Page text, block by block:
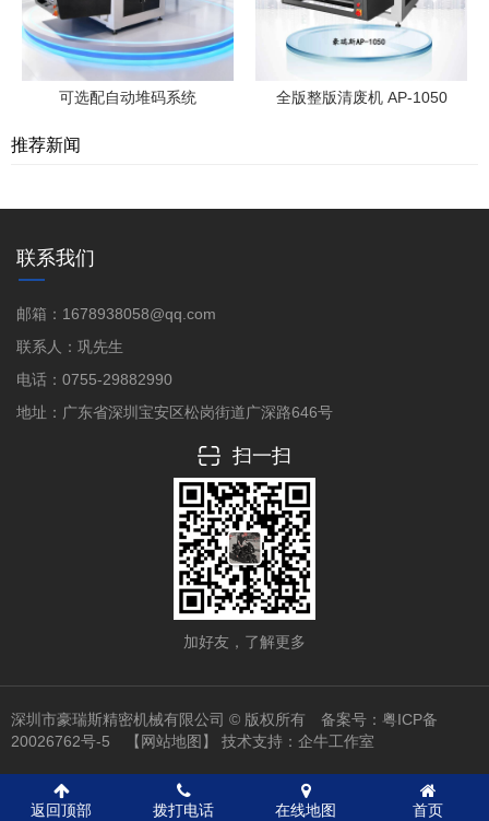
可选配自动堆码系统 全版整版清废机 AP-1050
推荐新闻
联系我们
邮箱：1678938058@qq.com
联系人：巩先生
电话：0755-29882990
地址：广东省深圳宝安区松岗街道广深路646号
扫一扫
加好友，了解更多
深圳市豪瑞斯精密机械有限公司 © 版权所有 备案号： 粤ICP备
20026762号-5
【网站地图】 技术支持： 企牛工作室
返回顶部 拨打电话 在线地图 首页